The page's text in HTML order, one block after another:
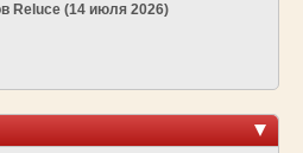
Reluce (14 июля 2026)